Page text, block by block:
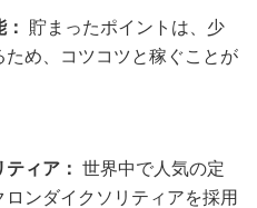
貯まったポイントは、少
ため、コツコツと稼ぐことが
ィア： 世界中で人気の定
ンダイクソリティアを採用